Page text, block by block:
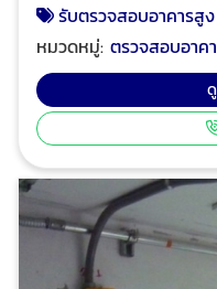
สอบอาคารสูงสำหรับเช่าสำนักงาน ตรวจ
พยาบาลขนาดใหญ่ ตรวจสอบอาคารสูง อาคารเรียน
มหาวิทยาลัย ตรวจสอบสถานบริการ อาคารศูนย์การค้า
ขนาดใหญ่ โปร อินสเปคเตอร์ ทีมงานวิศวกรมืออาชีพ ผู้
เชี่ยวชาญด้านการให้บริก
ประจำปี ตรวจสอบระบบ
เพื่อทำรายงานและ ออก
ประเภทต่างๆ ตามกฎห
ชั้นนำระดับแนวหน้าของ
รับตรวจสอบอาคารสูง
หมวดหมู่:ตรวจสอบอาค